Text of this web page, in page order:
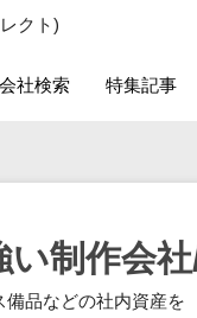
クト)
社検索 特集記事
WEBサービ
人事（労務
人事（採用
い制作会
品などの社内資産を